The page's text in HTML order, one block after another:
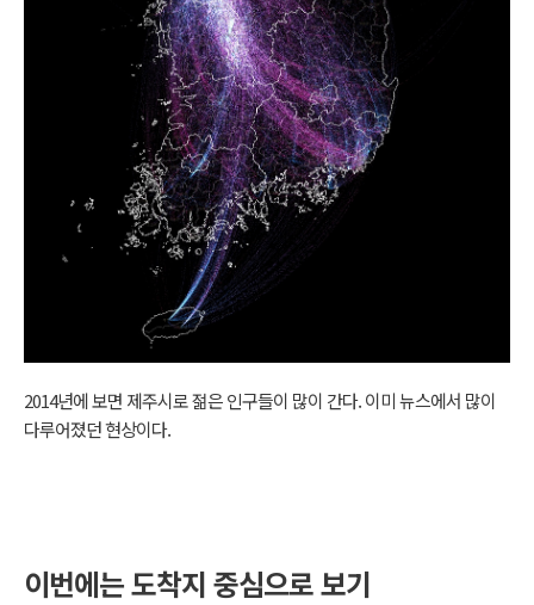
2014년에 보면 제주시로 젊은 인구들이 많이 간다. 이미 뉴스에서 많이
다루어졌던 현상이다.
이번에는 도착지 중심으로 보기